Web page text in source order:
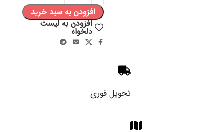
افزودن به سبد خرید
افزودن به لیست
دلخواه
تحویل فوری